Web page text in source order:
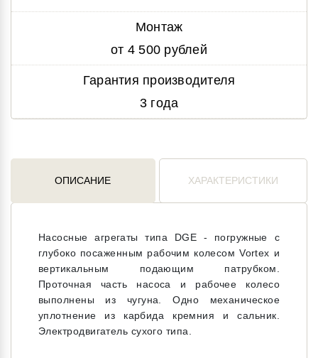
Монтаж
от 4 500 рублей
Гарантия производителя
3 года
ОПИСАНИЕ ХАРАКТЕРИСТИКИ
Насосные агрегаты типа DGE - погружные с
глубоко посаженным рабочим колесом Vortex и
вертикальным подающим патрубком.
Проточная часть насоса и рабочее колесо
выполнены из чугуна. Одно механическое
уплотнение из карбида кремния и сальник.
Электродвигатель сухого типа.